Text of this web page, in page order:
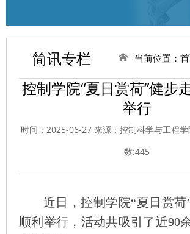
简讯专栏 当前位置：
控制学院“夏日赏荷”健步
举行
时间：2025-06-27 来源：控制科学与工程
数:445
近日，控制学院“夏日赏荷
顺利举行，活动共吸引了近90